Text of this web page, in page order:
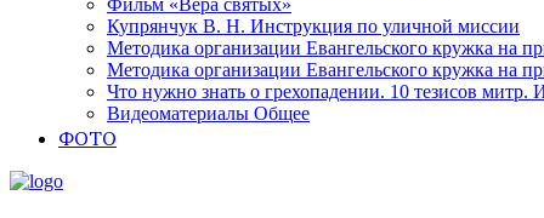
Фильм «Вера святых»
Купрянчук В. Н. Инструкция по уличной миссии
Методика организации Евангельского кружка на
Методика организации Евангельского кружка на
Что нужно знать о грехопадении. 10 тезисов митр.
Видеоматериалы Общее
ФОТО